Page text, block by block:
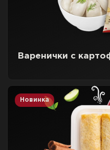
Варенички с
Новинка